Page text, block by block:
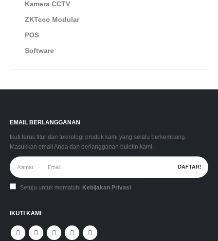
Kamera CCTV
ZKTeco Modular
POS
Software
EMAIL BERLANGGANAN
Ikuti terus fitur dan teknologi produk kami yang selalu berkembang.
Masukkan email Anda dan berlangganan buletin kami.
Setuju untuk mematuhi Kebijakan Privasi
IKUTI KAMI